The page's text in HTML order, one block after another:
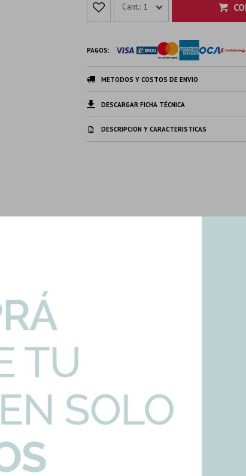
1
PAGOS:
METODOS Y COSTOS DE ENVIO
DESCARGAR FICHA TÉCNICA
DESCRIPCION Y CARACTERISTICAS
U$S
U$S 104,77